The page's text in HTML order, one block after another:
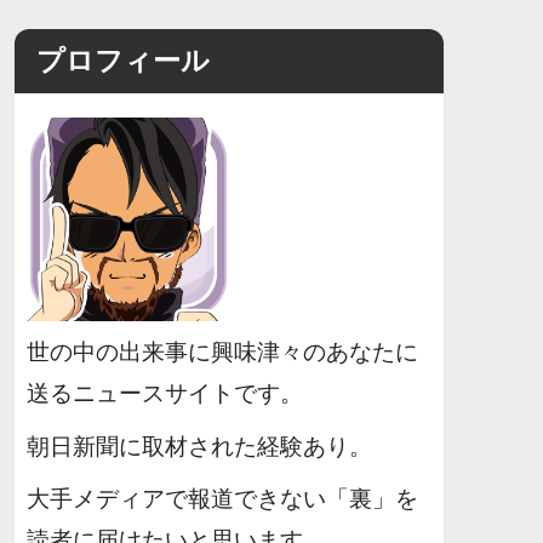
プロフィール
世の中の出来事に興味津々のあなたに
送るニュースサイトです。
朝日新聞に取材された経験あり。
大手メディアで報道できない「裏」を